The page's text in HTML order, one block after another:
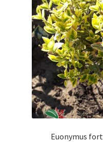
Euonymus